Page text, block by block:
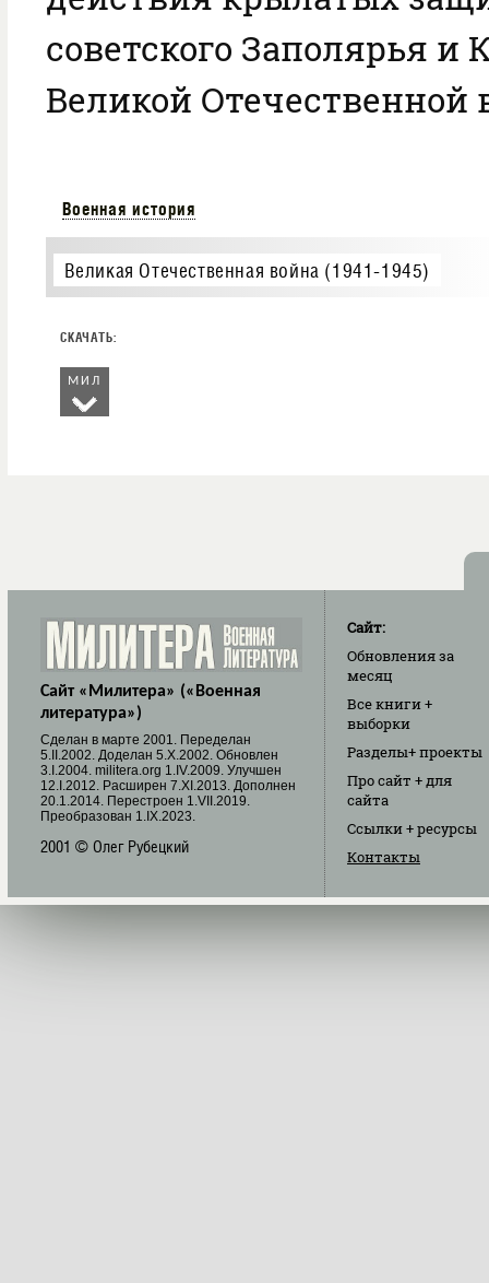
советского Заполярья и
Великой Отечественной
Военная история
Великая Отечественная война (1941-1945)
МИЛ
Сайт «Милитера» («Военная
литература»)
Cделан в марте 2001. Переделан
5.II.2002. Доделан 5.X.2002. Обновлен
3.I.2004. militera.org 1.IV.2009. Улучшен
12.I.2012. Расширен 7.XI.2013. Дополнен
20.1.2014. Перестроен 1.VII.2019.
Преобразован 1.IX.2023.
2001 © Олег Рубецкий
Сайт:
Обновленияза
месяц
Все книги+
выборки
Разделы+ проекты
Про сайт + для
сайта
Ссылки+ ресурсы
Контакты